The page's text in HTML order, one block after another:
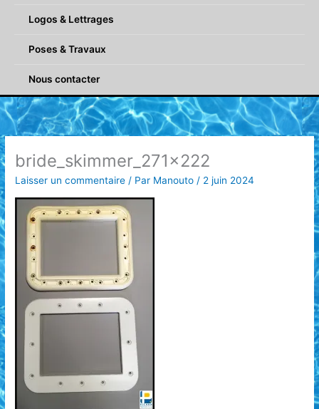
Logos & Lettrages
Poses & Travaux
Nous contacter
bride_skimmer_271x222
Laisser un commentaire / Par Manouto/ 2 juin 2024